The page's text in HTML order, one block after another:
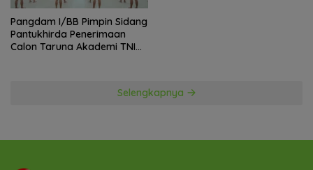
Pangdam I/BB Pimpin Sidang
Pantukhirda Penerimaan
Calon Taruna Akademi TNI
Selengkapnya